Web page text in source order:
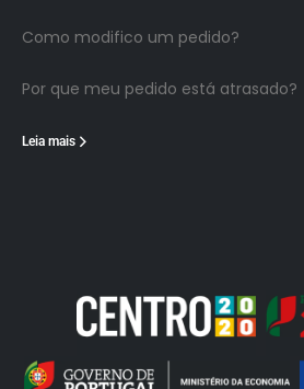
Como modifico um pedido?
Por que meu pedido está atrasado?
Leia mais